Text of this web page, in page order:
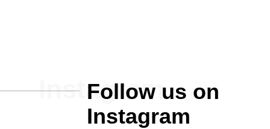
Instagram
Follow us on
Instagram